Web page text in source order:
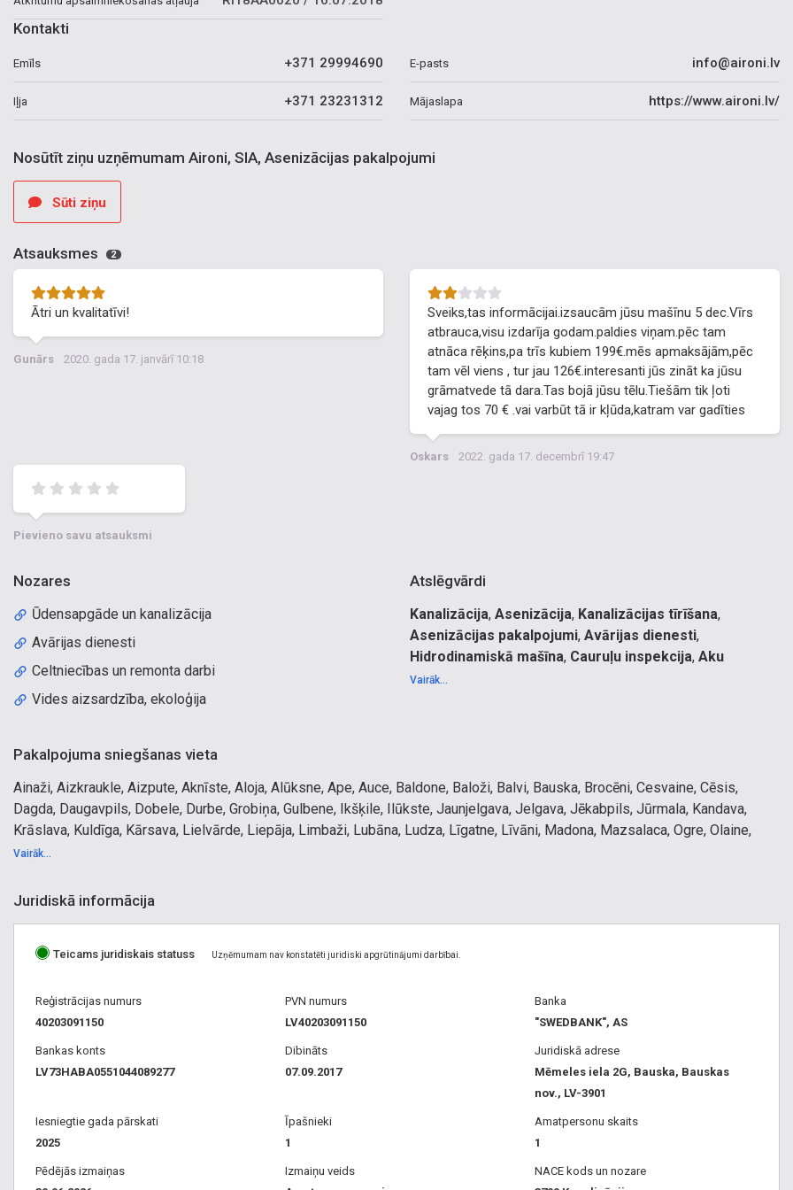
Kontakti
Emīls +371 29994690
Iļja +371 23231312
E-pasts info@aironi.lv
Mājaslapa https://www.aironi.lv/
Nosūtīt ziņu uzņēmumam Aironi, SIA, Asenizācijas pakalpojumi
Sūti ziņu
Atsauksmes 2
Ātri un kvalitatīvi!
Gunārs 2020. gada 17. janvārī 10:18
Sveiks,tas informācijai.izsaucām jūsu mašīnu 5 dec.Vīrs
atbrauca,visu izdarīja godam.paldies viņam.pēc tam
atnāca rēķins,pa trīs kubiem 199€.mēs apmaksājām,pēc
tam vēl viens , tur jau 126€.interesanti jūs zināt ka jūsu
grāmatvede tā dara.Tas bojā jūsu tēlu.Tiešām tik ļoti
vajag tos 70 € .vai varbūt tā ir kļūda,katram var gadīties
Oskars 2022. gada 17. decembrī 19:47
Pievieno savu atsauksmi
Nozares
Ūdensapgāde un kanalizācija
Avārijas dienesti
Celtniecības un remonta darbi
Vides aizsardzība, ekoloģija
Atslēgvārdi
Kanalizācija, Asenizācija, Kanalizācijas tīrīšana,
Asenizācijas pakalpojumi, Avārijas dienesti,
Hidrodinamiskā mašīna, Cauruļu inspekcija, Aku
remonts
daudzdzīvokļu mājām, industriālajām ražotnēm,
tirdzniecības centriem, autoservisiem, automazgātuvēm,
Cauruļvadu remonts,
Kanalizācijas tīrīšana Sarkandaugava
Vairāk...
Pakalpojuma sniegšanas vieta
Ainaži, Aizkraukle, Aizpute, Aknīste, Aloja, Alūksne, Ape, Auce, Baldone, Baloži, Balvi, Bauska, Brocēni, Cesvaine, Cēsis,
Dagda, Daugavpils, Dobele, Durbe, Grobiņa, Gulbene, Ikšķile, Ilūkste, Jaunjelgava, Jelgava, Jēkabpils, Jūrmala, Kandava,
Krāslava, Kuldīga, Kārsava, Lielvārde, Liepāja, Limbaži, Lubāna, Ludza, Līgatne, Līvāni, Madona, Mazsalaca, Ogre, Olaine,
Piltene, Preiļi, Priekule, Pāvilosta, Pļaviņas, Rēzekne, Rīga, Rūjiena, Sabile, Salacgrīva, Salaspils, Saldus, Saulkrasti, Seda,
Varakļāni, Ventspils, Viesīte, Viļaka, Viļāni, Zilupe, Ķegums, + vēl 495 pagastos, + vēl 12 novados
Vairāk...
Juridiskā informācija
Teicams juridiskais statuss Uzņēmumam nav konstatēti juridiski apgrūtinājumi darbībai.
Reģistrācijas numurs
40203091150
PVN numurs
LV40203091150
Banka
"SWEDBANK", AS
Bankas konts
LV73HABA0551044089277
Dibināts
07.09.2017
Juridiskā adrese
Mēmeles iela 2G, Bauska, Bauskas
nov., LV-3901
Iesniegtie gada pārskati
2025
Īpašnieki
1
Amatpersonu skaits
1
Pēdējās izmaiņas
Izmaiņu veids
NACE kods un nozare